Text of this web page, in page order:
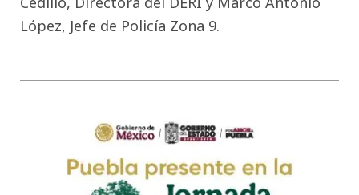
López, Jefe de Policía Zona 9.